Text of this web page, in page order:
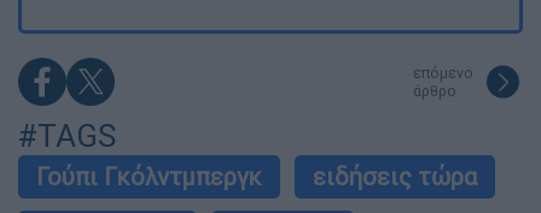
επόμενο
άρθρο
#TAGS
Γούπι Γκόλντμπεργκ
ειδήσεις τώρα